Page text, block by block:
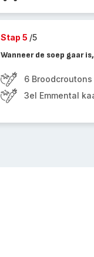
Stap 5 /5
Wanneer de soep gaar
6 Broodcroutons
3el Emmental